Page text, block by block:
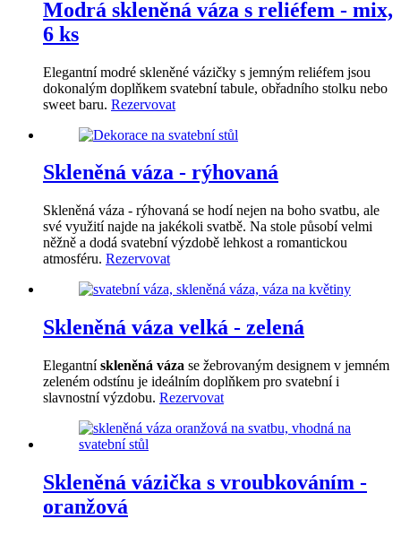
Modrá skleněná váza s reliéfem - mix,
6 ks
Elegantní modré skleněné vázičky s jemným reliéfem jsou
dokonalým doplňkem svatební tabule, obřadního stolku nebo
sweet baru. Rezervovat
Skleněná váza - rýhovaná
Skleněná váza - rýhovaná se hodí nejen na boho svatbu, ale
své využití najde na jakékoli svatbě. Na stole působí velmi
něžně a dodá svatební výzdobě lehkost a romantickou
atmosféru. Rezervovat
Skleněná váza velká - zelená
Elegantnískleněná váza se žebrovaným designem v jemném
zeleném odstínu je ideálním doplňkem pro svatební i
slavnostní výzdobu. Rezervovat
Skleněná vázička s vroubkováním -
oranžová